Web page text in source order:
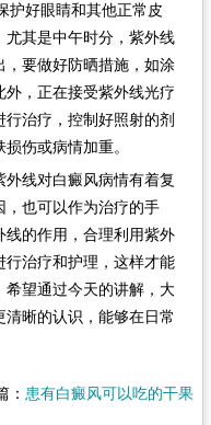
护好眼睛和其他正常皮
尤其是中午时分，紫外线
要做好防晒措施，如涂
，正在接受紫外线光疗
治疗，控制好照射的剂
伤或病情加重。
外线对白癜风病情有着复
，也可以作为治疗的手
的作用，合理利用紫外
治疗和护理，这样才能
希望通过今天的讲解，大
晰的认识，能够在日常
： 患有白癜风可以吃的干果